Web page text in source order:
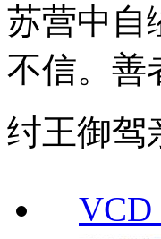
苏营中自
不信。善
纣王御驾
VCD